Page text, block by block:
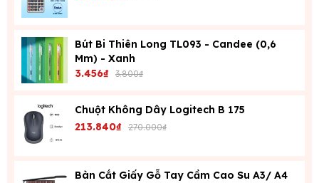
Bút Bi Thiên Long TL093 - Candee (0,6
Mm) - Xanh
3.456₫ 3.800₫
Chuột Không Dây Logitech B 175
213.840₫ 270.000₫
Bàn Cắt Giấy Gỗ Tay Cầm Cao Su A3/ A4